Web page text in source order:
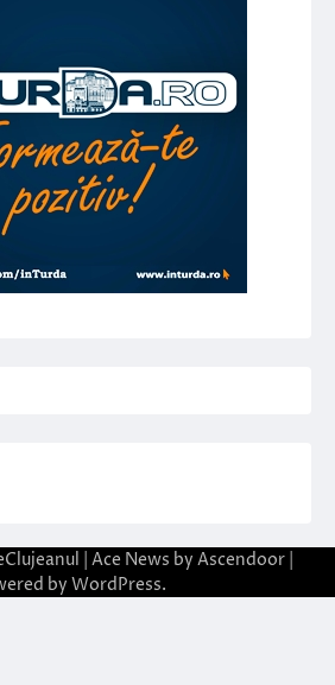
| Ace News by Ascendoor
by WordPress.